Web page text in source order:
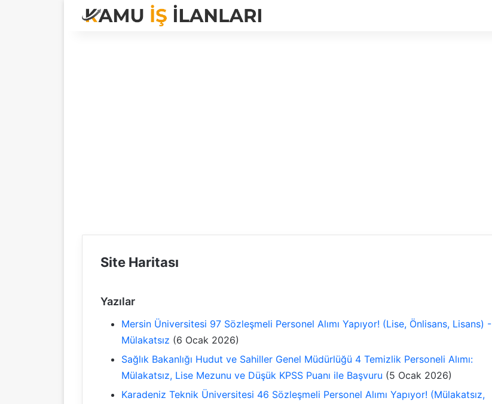
Site Haritası
Yazılar
Mersin Üniversitesi 97 Sözleşmeli Personel Alımı Yapıyor! (Lise, Önlisans, Lisans) -
Mülakatsız (6 Ocak 2026)
Sağlık Bakanlığı Hudut ve Sahiller Genel Müdürlüğü 4 Temizlik Personeli Alımı:
Mülakatsız, Lise Mezunu ve Düşük KPSS Puanı ile Başvuru (5 Ocak 2026)
Karadeniz Teknik Üniversitesi 46 Sözleşmeli Personel Alımı Yapıyor! (Mülakatsız,